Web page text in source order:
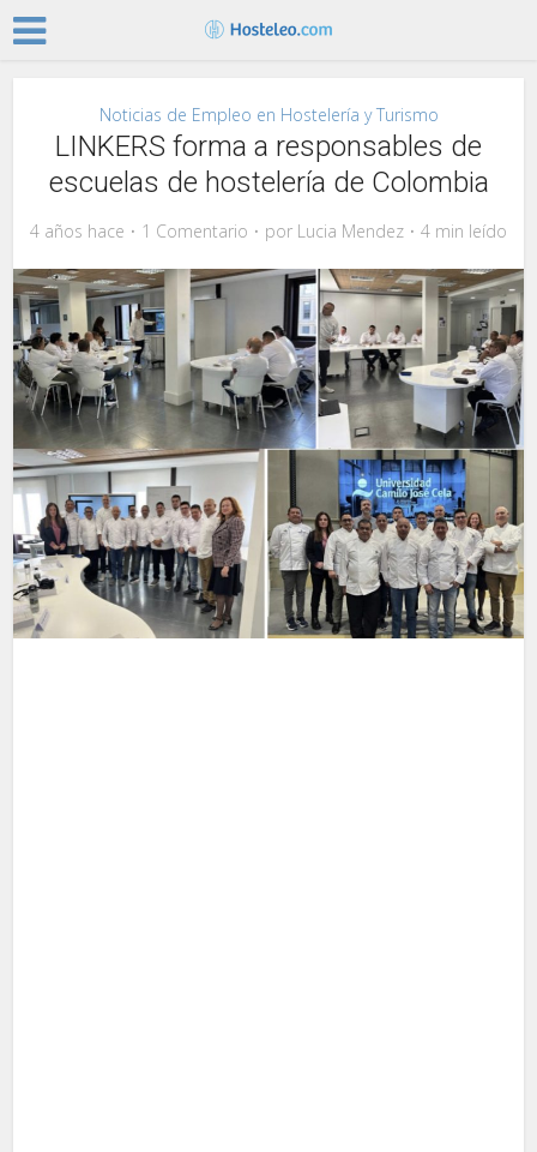
Noticias de Empleo en Hostelería y Turismo
LINKERS forma a responsables de
escuelas de hostelería de Colombia
4 años hace 1 Comentario por Lucia Mendez 4 min leído